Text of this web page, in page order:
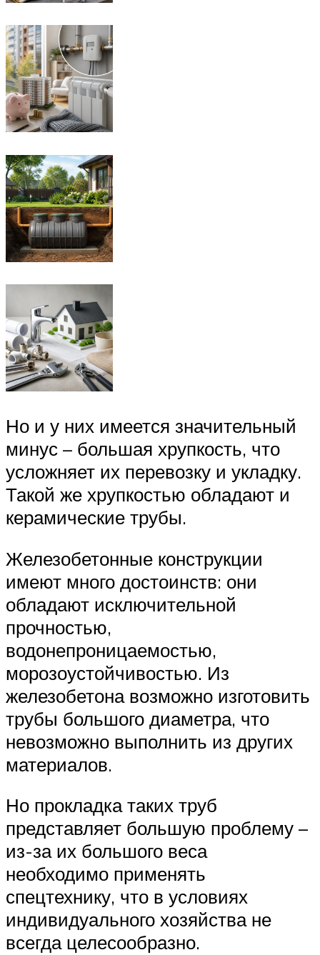
Но и у них имеется значительный
минус – большая хрупкость, что
усложняет их перевозку и укладку.
Такой же хрупкостью обладают и
керамические трубы.
Железобетонные конструкции
имеют много достоинств: они
обладают исключительной
прочностью,
водонепроницаемостью,
морозоустойчивостью. Из
железобетона возможно изготовить
трубы большого диаметра, что
невозможно выполнить из других
материалов.
Но прокладка таких труб
представляет большую проблему –
из-за их большого веса
необходимо применять
спецтехнику, что в условиях
индивидуального хозяйства не
всегда целесообразно.